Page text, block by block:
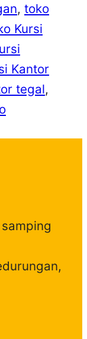
, toko
Kursi
Kantor
tegal